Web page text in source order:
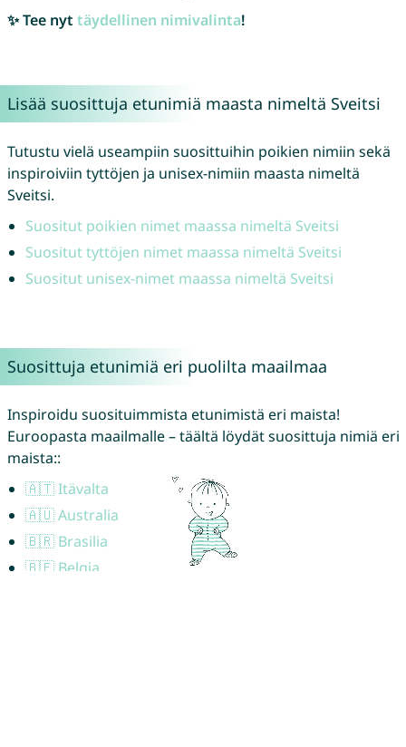
✨ Tee nyt täydellinen nimivalinta!
Lisää suosittuja etunimiä maasta nimeltä Sveitsi
Tutustu vielä useampiin suosittuihin poikien nimiin sekä
inspiroiviin tyttöjen ja unisex-nimiin maasta nimeltä
Sveitsi.
Suositut poikien nimet maassa nimeltä Sveitsi
Suositut tyttöjen nimet maassa nimeltä Sveitsi
Suositut unisex-nimet maassa nimeltä Sveitsi
Suosittuja etunimiä eri puolilta maailmaa
Inspiroidu suosituimmista etunimistä eri maista!
Euroopasta maailmalle – täältä löydät suosittuja nimiä eri
maista::
🇦🇹 Itävalta
🇦🇺 Australia
🇧🇷 Brasilia
🇧🇪 Belgia